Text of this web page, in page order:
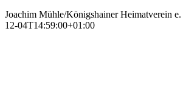
Joachim Mühle/Königshainer Heimatverein e.
12-04T14:59:00+01:00